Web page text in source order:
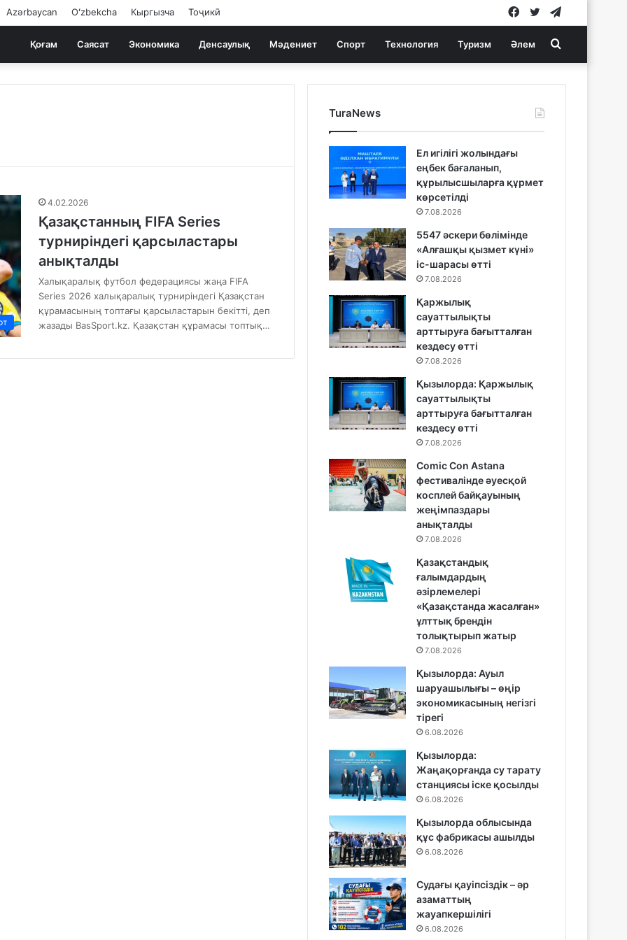
Azərbaycan Oʻzbekcha Кыргызча Тоҷикӣ Twitter
Facebook
Қоғам Саясат Экономика Денсаулық Мәдениет Спорт Технология Туризм Әлем Search
for
4.02.2026
Қазақстанның FIFA Series
турниріндегі қарсыластары
анықталды
Халықаралық футбол федерациясы жаңа FIFA
Series 2026 халықаралық турниріндегі Қазақстан
құрамасының топтағы қарсыластарын бекітті, деп
жазады BasSport.kz. Қазақстан құрамасы топтық…
TuraNews
Ел игілігі жолындағы
еңбек бағаланып,
құрылысшыларға құрмет
көрсетілді
7.08.2026
5547 әскери бөлімінде
«Алғашқы қызмет күні»
іс-шарасы өтті
7.08.2026
Қаржылық
сауаттылықты
арттыруға бағытталған
кездесу өтті
7.08.2026
Қызылорда: Қаржылық
сауаттылықты
арттыруға бағытталған
кездесу өтті
7.08.2026
Comic Con Astana
фестивалінде әуесқой
косплей байқауының
жеңімпаздары
анықталды
7.08.2026
Қазақстандық
ғалымдардың
әзірлемелері
«Қазақстанда жасалған»
ұлттық брендін
толықтырып жатыр
7.08.2026
Қызылорда: Ауыл
шаруашылығы – өңір
экономикасының негізгі
тірегі
6.08.2026
Қызылорда:
Жаңақорғанда су тарату
станциясы іске қосылды
6.08.2026
Қызылорда облысында
құс фабрикасы ашылды
6.08.2026
Судағы қауіпсіздік – әр
азаматтың
жауапкершілігі
6.08.2026